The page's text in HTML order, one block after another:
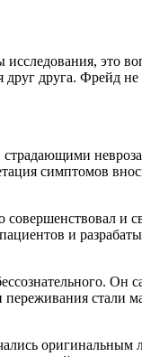
это
друга. Фрейд
симптомов
и
и
стали